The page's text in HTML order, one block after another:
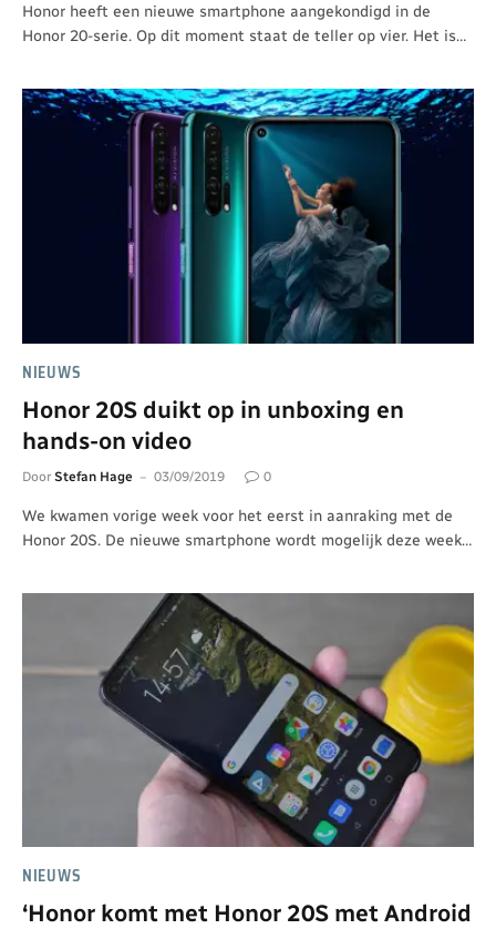
Honor heeft een nieuwe smartphone aangekondigd in de
Honor 20-serie. Op dit moment staat de teller op vier. Het is…
NIEUWS
Honor 20S duikt op in unboxing en
hands-on video
Door Stefan Hage 03/09/2019 0
We kwamen vorige week voor het eerst in aanraking met de
Honor 20S. De nieuwe smartphone wordt mogelijk deze week…
NIEUWS
‘Honor komt met Honor 20S met Android